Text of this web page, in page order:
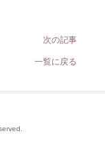
次の記事
一覧に戻る